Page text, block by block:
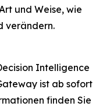
und Weise, wie
verändern.
Intelligence
ist ab sofort
finden Sie